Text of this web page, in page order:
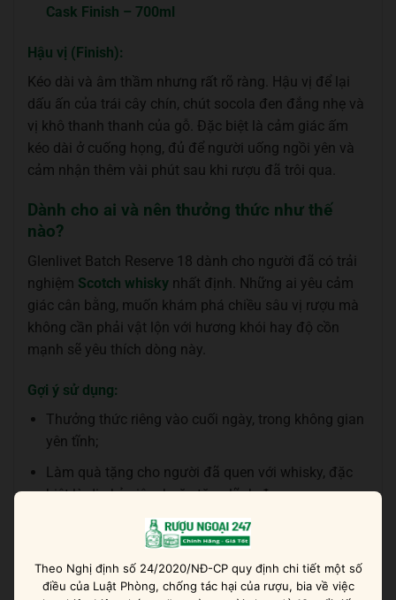
Cask Finish – 700ml
Hậu vị (Finish):
Kéo dài và âm thầm nhưng rất rõ ràng. Hậu vị để lại
dấu ấn của trái cây chín, chút socola đen đắng nhẹ và
vị khô thanh thanh của gỗ. Đặc biệt là cảm giác ấm
kéo dài ở cuống họng, đủ để người uống ngồi yên và
cảm nhận thêm vài phút sau khi rượu đã trôi qua.
Dành cho ai và nên thưởng thức như thế
nào?
Glenlivet Batch Reserve 18 dành cho người đã có trải
nghiệm Scotch whisky nhất định. Những ai yêu cảm
giác cân bằng, muốn khám phá chiều sâu vị rượu mà
không cần phải vật lộn với hương khói hay độ cồn
mạnh sẽ yêu thích dòng này.
Gợi ý sử dụng:
Thưởng thức riêng vào cuối ngày, trong không gian
yên tĩnh;
Làm quà tặng cho người đã quen với whisky, đặc
biệt là dịp kỷ niệm hoặc tặng lãnh đạo;
Dùng trong buổi trò chuyện nhẹ với khách hàng
Cách thưởng thức:
Theo Nghị định số 24/2020/NĐ-CP quy định chi tiết một số
điều của Luật Phòng, chống tác hại của rượu, bia về việc